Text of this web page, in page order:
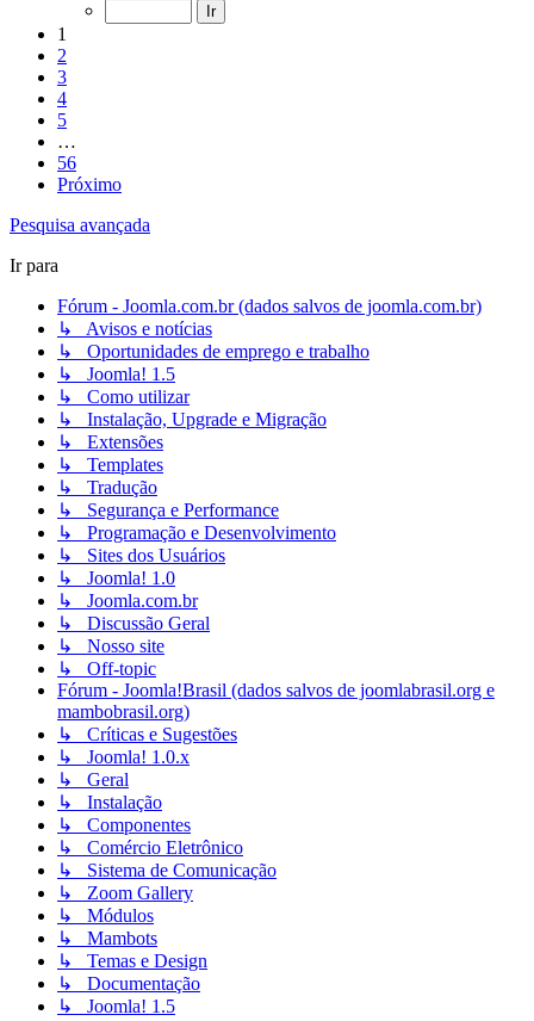
1
2
3
4
5
…
56
Próximo
Pesquisa avançada
Ir para
Fórum - Joomla.com.br (dados salvos de joomla.com.br)
↳ Avisos e notícias
↳ Oportunidades de emprego e trabalho
↳ Joomla! 1.5
↳ Como utilizar
↳ Instalação, Upgrade e Migração
↳ Extensões
↳ Templates
↳ Tradução
↳ Segurança e Performance
↳ Programação e Desenvolvimento
↳ Sites dos Usuários
↳ Joomla! 1.0
↳ Joomla.com.br
↳ Discussão Geral
↳ Nosso site
↳ Off-topic
Fórum - Joomla!Brasil (dados salvos de joomlabrasil.org e
mambobrasil.org)
↳ Críticas e Sugestões
↳ Joomla! 1.0.x
↳ Geral
↳ Instalação
↳ Componentes
↳ Comércio Eletrônico
↳ Sistema de Comunicação
↳ Zoom Gallery
↳ Módulos
↳ Mambots
↳ Temas e Design
↳ Documentação
↳ Joomla! 1.5